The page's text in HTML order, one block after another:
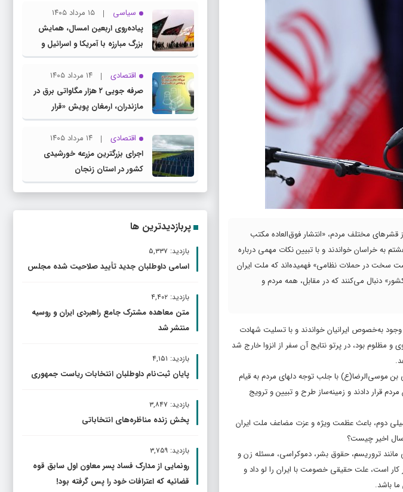
مختلف مردم، «انتشار فوق‌العاده مکتب
به خراسان خواندند و با تبیین نکات مهمی درباره
سخت در حملات نظامی» فهمیده‌اند که ملت ایران
دنبال می‌کنند که در مقابل، همه مردم و
به‌خصوص ایرانیان خواندند و با تسلیت شهادت
مظلوم بود، در پرتو نتایج آن سفر از انزوا خارج شد
موسی‌الرضا(ع) با جلب توجه دلهای مردم به قیام
قرار دادند و زمینه‌ساز طرح و تبیین و ترویج
دوم، باعث عظمت ویژه و عزت مضاعف ملت ایران
مانند تروریسم، حقوق بشر، دموکراسی، مسئله زن و
کار است، علت حقیقی خصومت با ایران را لو داد و
باشد.
سیاسی
۱۵ مرداد ۱۴۰۵
پیاده‌روی اربعین امسال، همایش
بزرگ مبارزه با آمریکا و اسرائیل و
مانور اجماع جبهه مقاومت و
ملت‌های آزادی‌خواه در برابر استکبار
بود
اقتصادی
۱۴ مرداد ۱۴۰۵
صرفه جویی ۲ هزار مگاواتی برق در
مازندران، ارمغان پویش «قرار
همدلی»
اقتصادی
۱۴ مرداد ۱۴۰۵
اجرای بزرگترین مزرعه خورشیدی
کشور در استان زنجان
پربازدیدترین ها
بازدید: ۵,۳۳۷
اسامی داوطلبان جدید تأیید صلاحیت شده مجلس
بازدید: ۴,۴۰۲
متن معاهده مشترک جامع راهبردی ایران و روسیه
منتشر شد
بازدید: ۴,۱۵۱
پایان ثبت‌نام داوطلبان انتخابات ریاست جمهوری
بازدید: ۳,۸۴۷
پخش زنده مناظره‌های انتخاباتی
بازدید: ۳,۷۵۹
رونمایی از مدارک فساد پسر معاون اول سابق قوه
قضائیه که اعترافات خود را پس گرفته بود!